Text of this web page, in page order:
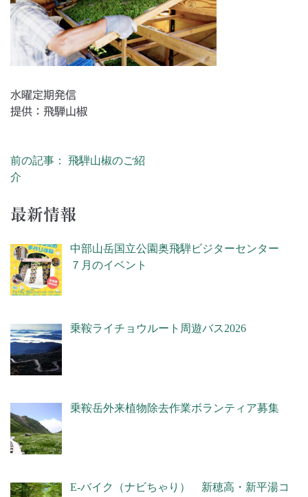
水曜定期発信
提供：飛騨山椒
投稿ナビゲーション
前の記事： 飛騨山椒のご紹
介
最新情報
中部山岳国立公園奥飛騨ビジターセンター
７月のイベント
乗鞍ライチョウルート周遊バス2026
乗鞍岳外来植物除去作業ボランティア募集
E-バイク（ナビちゃり） 新穂高・新平湯コ